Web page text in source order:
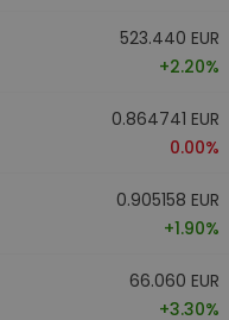
523.440 EUR
+2.20%
0.864741 EUR
0.00%
0.905158 EUR
+1.90%
66.060 EUR
+3.30%